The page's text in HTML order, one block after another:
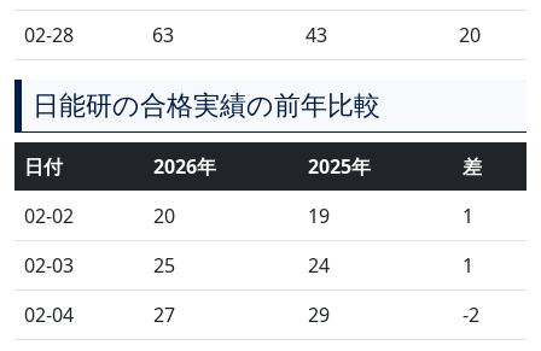
02-28
63 43 20
日能研の合格実績の前年比較
日付 2026年 2025年
差
02-02
20 19
1
02-03
25 24
1
02-04
27 29
-2